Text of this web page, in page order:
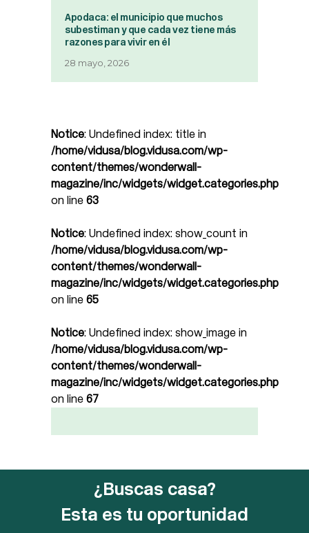
Apodaca: el municipio que muchos
subestiman y que cada vez tiene más
razones para vivir en él
28 mayo, 2026
Notice: Undefined index: title in
/home/vidusa/blog.vidusa.com/wp-
content/themes/wonderwall-
magazine/inc/widgets/widget.categories.php
on line 63
Notice: Undefined index: show_count in
/home/vidusa/blog.vidusa.com/wp-
content/themes/wonderwall-
magazine/inc/widgets/widget.categories.php
on line 65
Notice: Undefined index: show_image in
/home/vidusa/blog.vidusa.com/wp-
content/themes/wonderwall-
magazine/inc/widgets/widget.categories.php
on line 67
¿Buscas casa?
Esta es tu oportunidad